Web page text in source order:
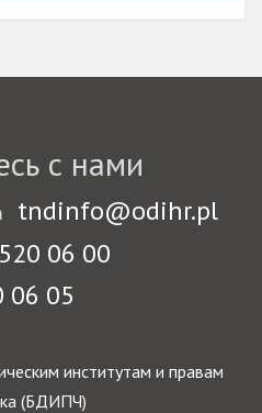
с нами
tndinfo@odihr.pl
06 00
06 05
институтам и правам
(БДИПЧ)